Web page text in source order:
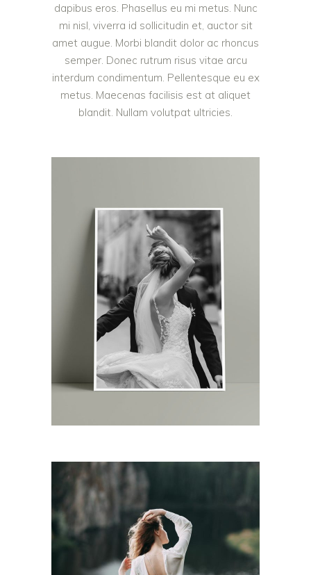
dapibus eros. Phasellus eu mi metus. Nunc
mi nisl, viverra id sollicitudin et, auctor sit
amet augue. Morbi blandit dolor ac rhoncus
semper. Donec rutrum risus vitae arcu
interdum condimentum. Pellentesque eu ex
metus. Maecenas facilisis est at aliquet
blandit. Nullam volutpat ultricies.